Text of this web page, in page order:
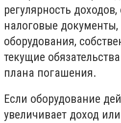
регулярность
налоговые
оборудования,
текущие
плана погашения.
Если оборудование
увеличивает доход или